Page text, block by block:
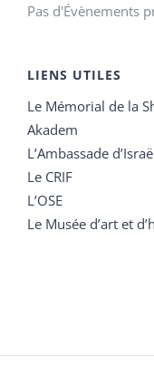
Pas d'Évènements
LIENS UTILES
Le Mémorial de la
Akadem
L’Ambassade
Le CRIF
L’OSE
Le Musée d’art et